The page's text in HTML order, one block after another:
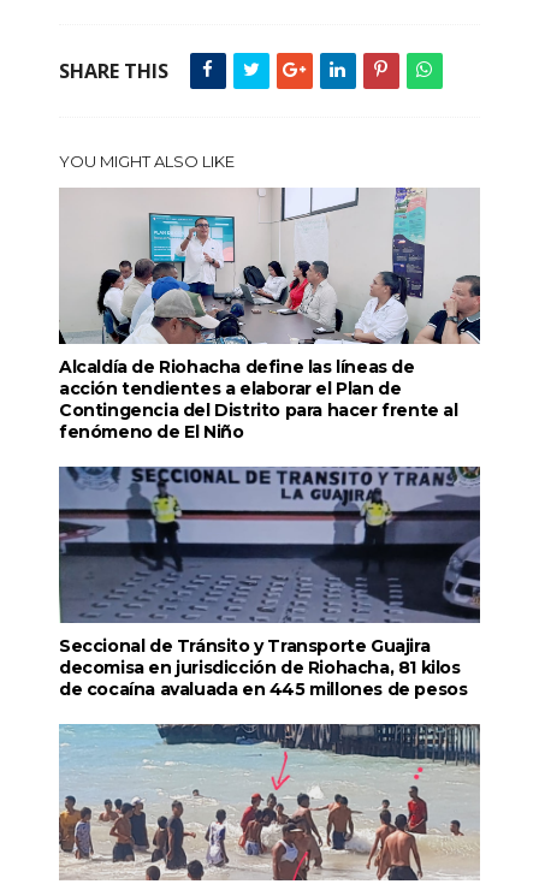
SHARE THIS
YOU MIGHT ALSO LIKE
Alcaldía de Riohacha define las líneas de
acción tendientes a elaborar el Plan de
Contingencia del Distrito para hacer frente al
fenómeno de El Niño
Seccional de Tránsito y Transporte Guajira
decomisa en jurisdicción de Riohacha, 81 kilos
de cocaína avaluada en 445 millones de pesos